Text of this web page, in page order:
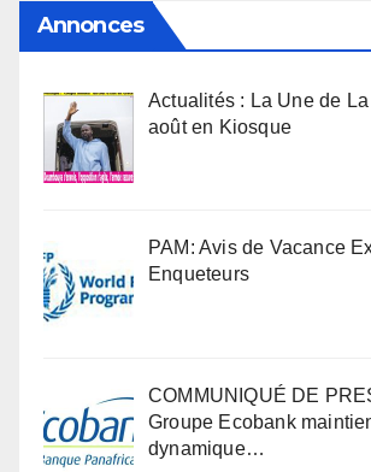
Annonces
Actualités : La Une de
août en Kiosque
PAM: Avis de Vacance
Enqueteurs
COMMUNIQUÉ DE
Groupe Ecobank
dynamique…